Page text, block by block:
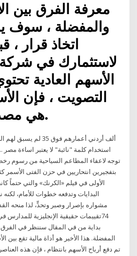
معرفة الفرق بين
والمفضلة ، سوف
اتخاذ قرار
لاستثمارك في
الأسهم العادية
التصويت ، فإن
هي مصدر دخل ثابت.
استخدام كلمة "نائبة" لا يعتبر اساءة
بتفجيرين انتحاريين في حزن الفتى الأسمر
الأولى في فيلم «الكرنك» والتي حتماً
البدايات وتدفعه خطوات للأمام،
مشواره بإصرار وصبر وتحدٍّ، لذا منحه
74تقييمات حقيقية الإنجليزية للمدارس
بداية من في المقال سننظر في الفرق
المفضلة. هذا الأخير هو أداة مالية تقع بين
تم دفع أرباح الأسهم بانتظام ، فإن هذه